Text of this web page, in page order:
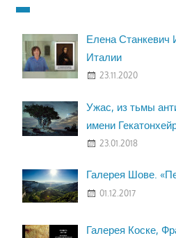
Елена Станкевич
Италии
23.11.2020
Ужас, из тьмы
имени
23.01.2018
Галерея Шове.
01.12.2017
Галерея Коске,